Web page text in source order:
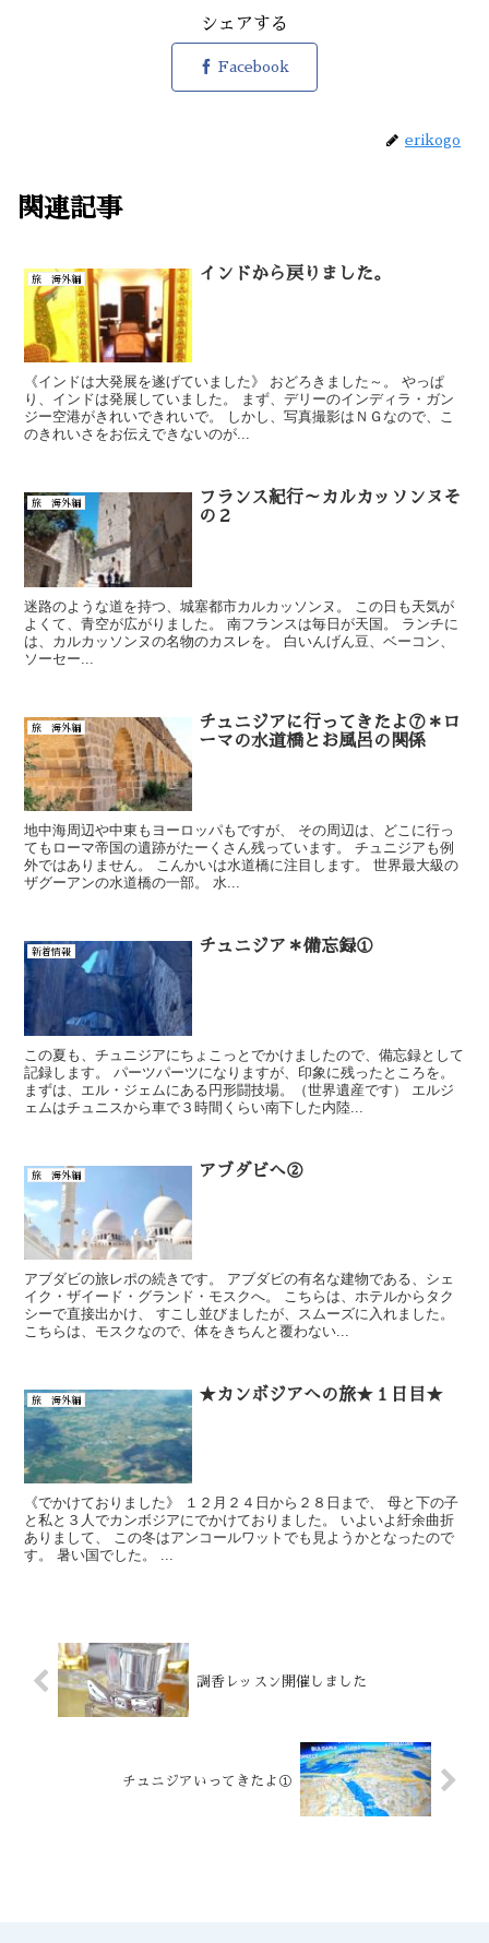
シェアする
Facebook
erikogo
関連記事
旅 海外編 インドから戻りました。
《インドは大発展を遂げていました》 おどろきました～。 やっぱ
り、インドは発展していました。 まず、デリーのインディラ・ガン
ジー空港がきれいできれいで。 しかし、写真撮影はＮＧなので、こ
のきれいさをお伝えできないのが...
旅 海外編
フランス紀行～カルカッソンヌそ
の２
迷路のような道を持つ、城塞都市カルカッソンヌ。 この日も天気が
よくて、青空が広がりました。 南フランスは毎日が天国。 ランチに
は、カルカッソンヌの名物のカスレを。 白いんげん豆、ベーコン、
ソーセー...
旅 海外編
チュニジアに行ってきたよ⑦＊ロ
ーマの水道橋とお風呂の関係
地中海周辺や中東もヨーロッパもですが、 その周辺は、どこに行っ
てもローマ帝国の遺跡がたーくさん残っています。 チュニジアも例
外ではありません。 こんかいは水道橋に注目します。 世界最大級の
ザグーアンの水道橋の一部。 水...
新着情報 チュニジア＊備忘録①
この夏も、チュニジアにちょこっとでかけましたので、備忘録として
記録します。 パーツパーツになりますが、印象に残ったところを。
まずは、エル・ジェムにある円形闘技場。（世界遺産です） エルジ
ェムはチュニスから車で３時間くらい南下した内陸...
旅 海外編 アブダビへ②
アブダビの旅レポの続きです。 アブダビの有名な建物である、シェ
イク・ザイード・グランド・モスクへ。 こちらは、ホテルからタク
シーで直接出かけ、 すこし並びましたが、スムーズに入れました。
こちらは、モスクなので、体をきちんと覆わない...
旅 海外編 ★カンボジアへの旅★１日目★
《でかけておりました》 １２月２４日から２８日まで、 母と下の子
と私と３人でカンボジアにでかけておりました。 いよいよ紆余曲折
ありまして、 この冬はアンコールワットでも見ようかとなったので
す。 暑い国でした。 ...
調香レッスン開催しました
チュニジアいってきたよ①